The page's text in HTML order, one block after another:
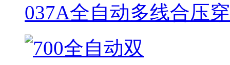
037A全自动多线合压